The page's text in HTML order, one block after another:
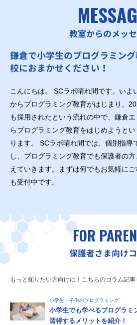
教室からのメッ
鎌倉で小学生のプログラミン
校におまかせください！
こんにちは。 SCラボ晴れ間です。いよ
からプログラミング教育がはじまり、
も採用されたという流れの中で、鎌倉
らプログラミング教育をはじめようと
ります。 SCラボ晴れ間では、個別指導
し、プログラミング教育でも保護者の
えていきます。まずは何でもお気軽に
も受付中です。
FOR
保護者さま向け
もっと知りたい方向けに！こちらのコラム記事
小学生・子供のプログラミング
小学生でも学べるプログラミ
習得するメリットを紹介！